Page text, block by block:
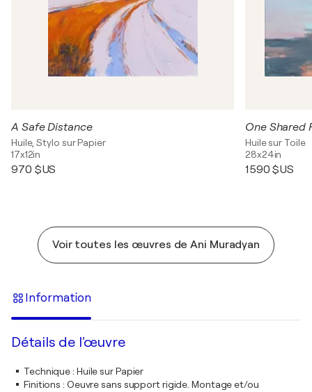
A Safe Distance
Huile, Stylo sur Papier
17x12in
970 $US
One Shared
Huile sur Toile
28x24in
1 590 $US
Voir toutes les œuvres de Ani Muradyan
Information
Détails de l'œuvre
Technique: Huile sur Papier
Finitions : Oeuvre sans support rigide. Montage et/ou